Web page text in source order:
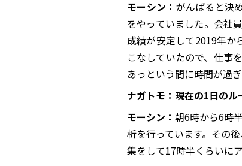
モーシン： がんばると決
をやっていました。会社
成績が安定して2019年か
こなしていたので、仕事
あっという間に時間が過
ナガトモ：現在の1日のル
モーシン： 朝6時から6時
析を行っています。その
集をして17時半くらいに